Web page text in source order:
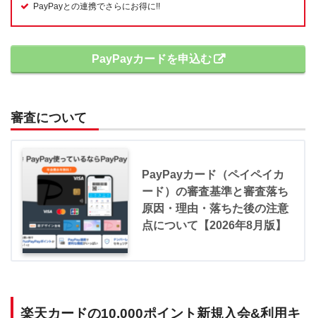
PayPayとの連携でさらにお得に!!
PayPayカードを申込む
審査について
PayPayカード（ペイペイカ
ード）の審査基準と審査落ち
原因・理由・落ちた後の注意
点について【2026年8月版】
楽天カードの10,000ポイント新規入会&利用キ